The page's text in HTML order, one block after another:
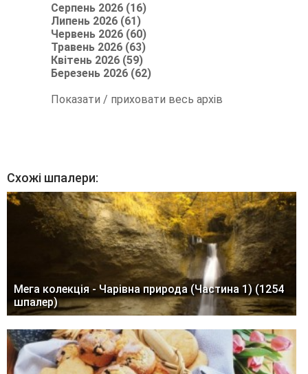
Серпень 2026 (16)
Липень 2026 (61)
Червень 2026 (60)
Травень 2026 (63)
Квітень 2026 (59)
Березень 2026 (62)
Показати / приховати весь архів
Схожі шпалери:
Мега колекція - Чарівна природа (Частина 1) (1254
шпалер)